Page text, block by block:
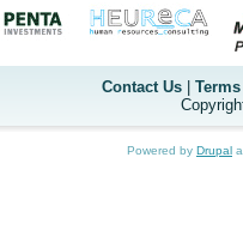
Contact Us|
Powered by Drupal